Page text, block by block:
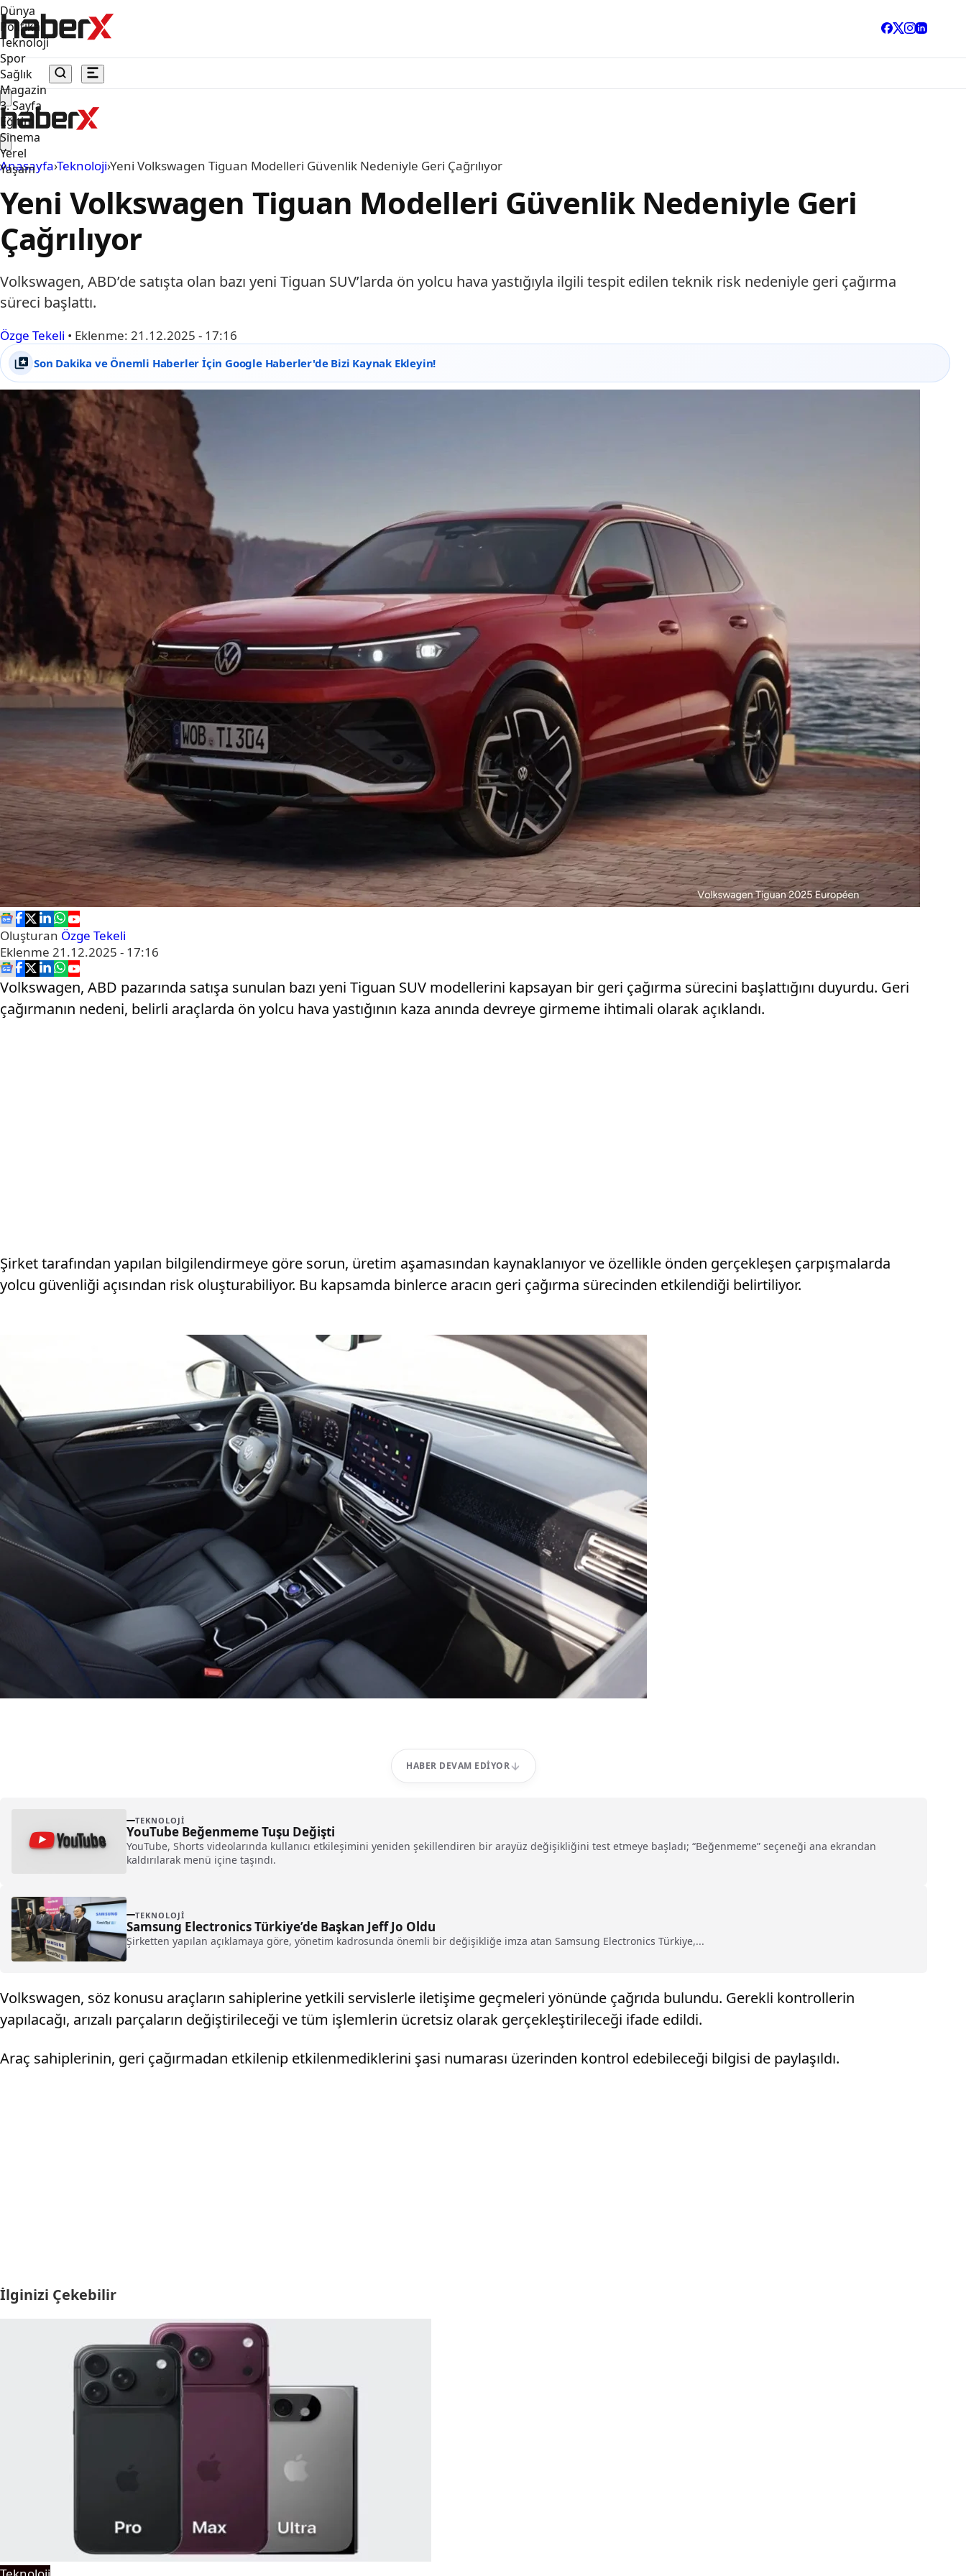
Dünya
Politika
Teknoloji
Spor
Sağlık
Magazin
3. Sayfa
Eğitim
Sinema
Yerel
Yaşam
Anasayfa›Teknoloji›Yeni Volkswagen Tiguan Modelleri Güvenlik Nedeniyle Geri Çağrılıyor
Yeni Volkswagen Tiguan Modelleri Güvenlik Nedeniyle Geri
Çağrılıyor
Volkswagen, ABD’de satışta olan bazı yeni Tiguan SUV’larda ön yolcu hava yastığıyla ilgili tespit edilen teknik risk nedeniyle geri çağırma
süreci başlattı.
Özge Tekeli • Eklenme: 21.12.2025 - 17:16
Son Dakika ve Önemli Haberler İçin Google Haberler'de Bizi Kaynak Ekleyin!
Oluşturan Özge Tekeli
Eklenme 21.12.2025 - 17:16
Volkswagen, ABD pazarında satışa sunulan bazı yeni Tiguan SUV modellerini kapsayan bir geri çağırma sürecini başlattığını duyurdu. Geri
çağırmanın nedeni, belirli araçlarda ön yolcu hava yastığının kaza anında devreye girmeme ihtimali olarak açıklandı.
Şirket tarafından yapılan bilgilendirmeye göre sorun, üretim aşamasından kaynaklanıyor ve özellikle önden gerçekleşen çarpışmalarda
yolcu güvenliği açısından risk oluşturabiliyor. Bu kapsamda binlerce aracın geri çağırma sürecinden etkilendiği belirtiliyor.
HABER DEVAM EDIYOR
TEKNOLOJI
YouTube Beğenmeme Tuşu Değişti
YouTube, Shorts videolarında kullanıcı etkileşimini yeniden şekillendiren bir arayüz değişikliğini test etmeye başladı; “Beğenmeme” seçeneği ana ekrandan
kaldırılarak menü içine taşındı.
TEKNOLOJI
Samsung Electronics Türkiye’de Başkan Jeff Jo Oldu
Şirketten yapılan açıklamaya göre, yönetim kadrosunda önemli bir değişikliğe imza atan Samsung Electronics Türkiye,...
Volkswagen, söz konusu araçların sahiplerine yetkili servislerle iletişime geçmeleri yönünde çağrıda bulundu. Gerekli kontrollerin
yapılacağı, arızalı parçaların değiştirileceği ve tüm işlemlerin ücretsiz olarak gerçekleştirileceği ifade edildi.
Araç sahiplerinin, geri çağırmadan etkilenip etkilenmediklerini şasi numarası üzerinden kontrol edebileceği bilgisi de paylaşıldı.
İlginizi Çekebilir